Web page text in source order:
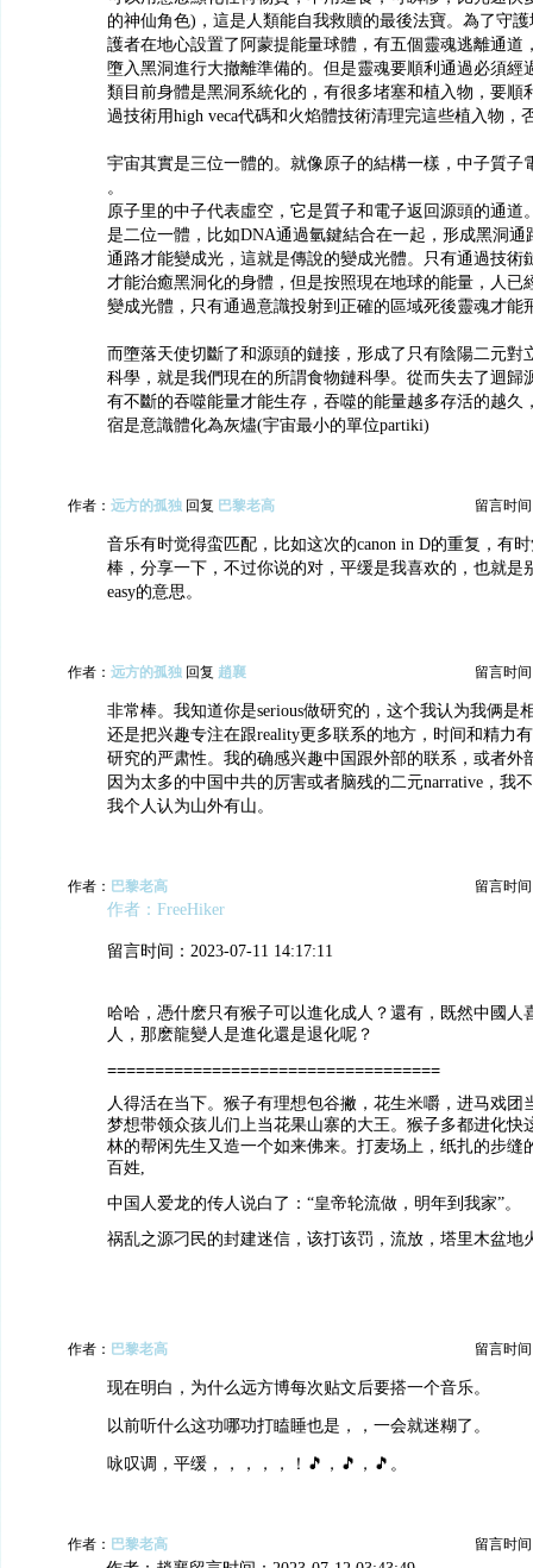
的神仙角色)，這是人類能自我救贖的最後法寶。為了守
護者在地心設置了阿蒙提能量球體，有五個靈魂逃離通道
墮入黑洞進行大撤離準備的。但是靈魂要順利通過必須經
類目前身體是黑洞系統化的，有很多堵塞和植入物，要順
過技術用high veca代碼和火焰體技術清理完這些植入物，
宇宙其實是三位一體的。就像原子的結構一樣，中子質子
。
原子里的中子代表虛空，它是質子和電子返回源頭的通道
是二位一體，比如DNA通過氫鍵結合在一起，形成黑洞通
通路才能變成光，這就是傳說的變成光體。只有通過技術
才能治癒黑洞化的身體，但是按照現在地球的能量，人已
變成光體，只有通過意識投射到正確的區域死後靈魂才能
而墮落天使切斷了和源頭的鏈接，形成了只有陰陽二元對
科學，就是我們現在的所謂食物鏈科學。從而失去了迴歸
有不斷的吞噬能量才能生存，吞噬的能量越多存活的越久
宿是意識體化為灰燼(宇宙最小的單位partiki)
作者： 远方的孤独 回复 巴黎老高 留言时间
音乐有时觉得蛮匹配，比如这次的canon in D的重复，有
棒，分享一下，不过你说的对，平缓是我喜欢的，也就是
easy的意思。
作者： 远方的孤独 回复 趙襄 留言时间
非常棒。我知道你是serious做研究的，这个我认为我俩是
还是把兴趣专注在跟reality更多联系的地方，时间和精力
研究的严肃性。我的确感兴趣中国跟外部的联系，或者外
因为太多的中国中共的厉害或者脑残的二元narrative，我
我个人认为山外有山。
作者： 巴黎老高 留言时间
作者：FreeHiker
留言时间：2023-07-11 14:17:11
哈哈，憑什麽只有猴子可以進化成人？還有，既然中國人
人，那麽龍變人是進化還是退化呢？
===================================
人得活在当下。猴子有理想包谷撇，花生米嚼，进马戏团
梦想带领众孩儿们上当花果山寨的大王。猴子多都进化快
林的帮闲先生又造一个如来佛来。打麦场上，纸扎的步缝
百姓,
中国人爱龙的传人说白了：“皇帝轮流做，明年到我家”。
祸乱之源刁民的封建迷信，该打该罚，流放，塔里木盆地
作者： 巴黎老高 留言时间
现在明白，为什么远方博每次贴文后要搭一个音乐。
以前听什么这功哪功打瞌睡也是，，一会就迷糊了。
咏叹调，平缓，，，，，！🎵，🎵，🎵。
作者： 巴黎老高 留言时间